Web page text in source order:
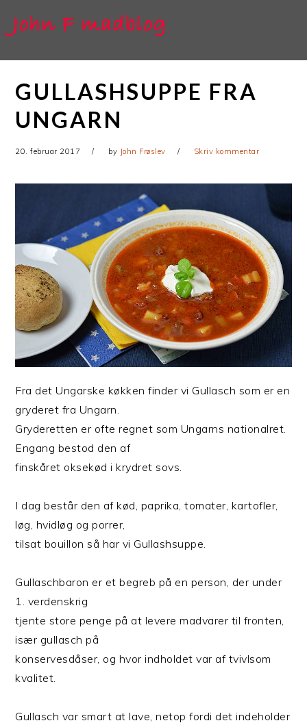
direkte
navigation
GULLASHSUPPE FRA
UNGARN
20. februar 2017 by John Frøslev Skriv kommentar
Fra det Ungarske køkken finder vi Gullasch som er en
gryderet fra Ungarn.
Gryderetten er ofte regnet som Ungarns nationalret.
Engang bestod den af
finskåret oksekød i krydret sovs.
I dag består den af kød, paprika, tomater, kartofler,
løg, hvidløg og porrer,
tilsat bouillon så har vi Gullashsuppe.
Gullaschbaron er et begreb på en person, der under
1. verdenskrig
tjente store penge på at levere madvarer til fronten,
især gullasch på
konservesdåser, og hvor indholdet var af tvivlsom
kvalitet.
Gullasch var smart at lave, netop fordi det indeholder